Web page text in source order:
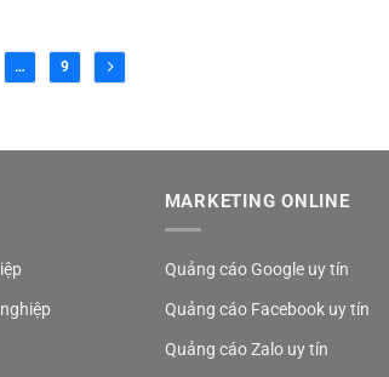
… 9
MARKETING ONLINE
Quảng cáo Google uy tín
Quảng cáo Facebook uy tín
Quảng cáo Zalo uy tín